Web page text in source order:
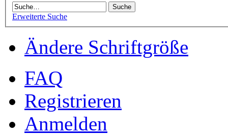
Erweiterte Suche
Ändere Schriftgröße
FAQ
Registrieren
Anmelden